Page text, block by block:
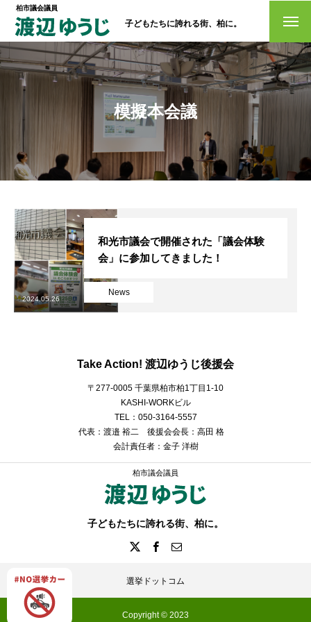
柏市議会議員
子どもたちに誇れる街、柏に。
トップページ
政策
経歴・プロフィール
活動情報
お問い合わせ
選挙ドットコム
模擬本会議
News
和光市議会で開催された「議会体験
会」に参加してきました！
2024.05.26
Take Action! 渡辺ゆうじ後援会
〒277-0005 千葉県柏市柏1丁目1-10
KASHI-WORKビル
TEL：050-3164-5557
代表：渡邉 裕二 後援会会長：高田 格
会計責任者：金子 洋樹
柏市議会議員
子どもたちに誇れる街、柏に。
選挙ドットコム
Copyright © 2023